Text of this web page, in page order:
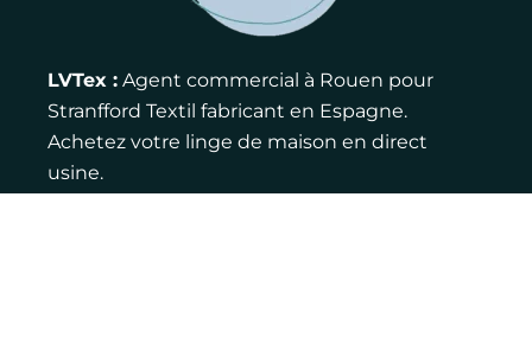
LVTex : Agent commercial à Rouen pour
Stranfford Textil fabricant en Espagne.
Achetez votre linge de maison en direct
usine.